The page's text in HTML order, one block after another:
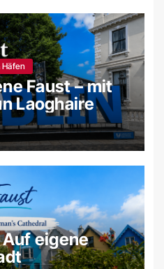
Faust – mit
Laoghaire
Auf eigene